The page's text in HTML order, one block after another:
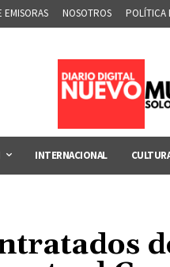
EMISORAS NOSOTROS POLÍTICA
INTERNACIONAL